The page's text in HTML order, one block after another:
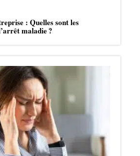
: Quelles sont les
maladie ?